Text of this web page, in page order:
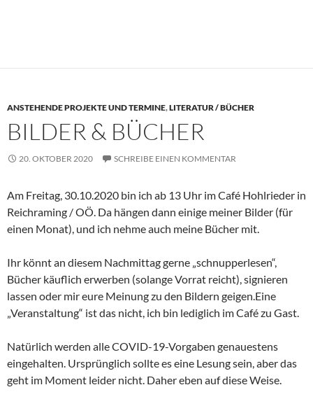
ANSTEHENDE PROJEKTE UND TERMINE,LITERATUR / BÜCHER
BILDER & BÜCHER
20. OKTOBER 2020 SCHREIBE EINEN KOMMENTAR
Am Freitag, 30.10.2020 bin ich ab 13 Uhr im Café Hohlrieder in
Reichraming / OÖ. Da hängen dann einige meiner Bilder (für
einen Monat), und ich nehme auch meine Bücher mit.
Ihr könnt an diesem Nachmittag gerne „schnupperlesen“,
Bücher käuflich erwerben (solange Vorrat reicht), signieren
lassen oder mir eure Meinung zu den Bildern geigen.Eine
„Veranstaltung“ ist das nicht, ich bin lediglich im Café zu Gast.
Natürlich werden alle COVID-19-Vorgaben genauestens
eingehalten. Ursprünglich sollte es eine Lesung sein, aber das
geht im Moment leider nicht. Daher eben auf diese Weise.